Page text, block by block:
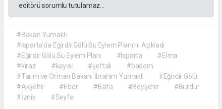
editörü sorumlu tutulamaz...
#Bakan Yumaklı
#Isparta'da Eğirdir Gölü Su Eylem Planı'nı Açıkladı
#Eğirdir Gölü Su Eylem Planı
#Isparta
#Elma
#kiraz
#kayısı #şeftali
#badem
#Tarım ve Orman Bakanı İbrahim Yumaklı
#Eğirdir Gölü
#Akşehir
#Eber #Bafa #Beyşehir
#Burdur
#İznik
#Seyfe